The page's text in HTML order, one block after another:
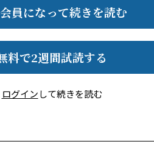
員になって続きを読む
料で2週間試読する
ログインして続きを読む